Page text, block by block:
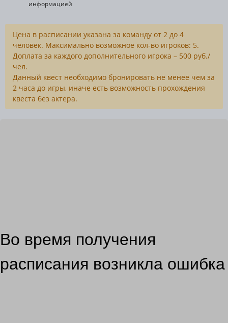
информацией
Цена в расписании указана за команду от 2 до 4
человек. Максимально возможное кол-во игроков: 5.
Доплата за каждого дополнительного игрока – 500 руб./
чел.
Данный квест необходимо бронировать не менее чем за
2 часа до игры, иначе есть возможность прохождения
квеста без актера.
Во время получения
расписания возникла ошибка